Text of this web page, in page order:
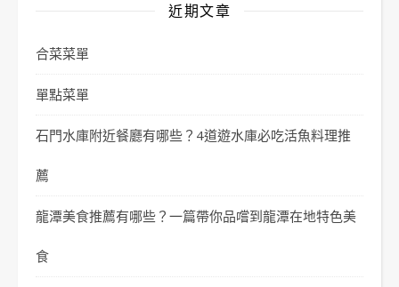
近期文章
合菜菜單
單點菜單
石門水庫附近餐廳有哪些？4道遊水庫必吃活魚料理推
薦
龍潭美食推薦有哪些？一篇帶你品嚐到龍潭在地特色美
食